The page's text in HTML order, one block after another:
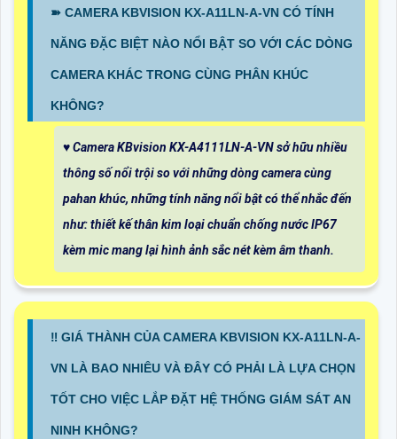
➽ CAMERA KBVISION KX-A11LN-A-VN CÓ TÍNH
NĂNG ĐẶC BIỆT NÀO NỔI BẬT SO VỚI CÁC DÒNG
CAMERA KHÁC TRONG CÙNG PHÂN KHÚC
KHÔNG?
♥️ Camera KBvision KX-A4111LN-A-VN sở hữu nhiều
thông số nổi trội so với những dòng camera cùng
pahan khúc, những tính năng nổi bật có thể nhắc đến
như: thiết kế thân kim loại chuẩn chống nước IP67
kèm mic mang lại hình ảnh sắc nét kèm âm thanh.
‼️ GIÁ THÀNH CỦA CAMERA KBVISION KX-A11LN-A-
VN LÀ BAO NHIÊU VÀ ĐÂY CÓ PHẢI LÀ LỰA CHỌN
TỐT CHO VIỆC LẮP ĐẶT HỆ THỐNG GIÁM SÁT AN
NINH KHÔNG?